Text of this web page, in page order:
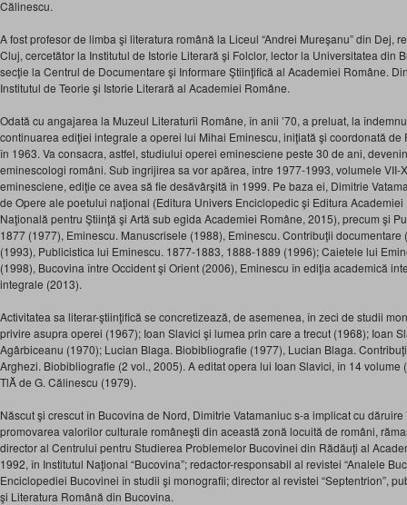
Călinescu.
A fost profesor de limba şi literatura română la Liceul “Andrei Mureşanu” din Dej,
Cluj, cercetător la Institutul de Istorie Literară şi Folclor, lector la Universitatea din
secţie la Centrul de Documentare şi Informare Ştiinţifică al Academiei Române.
Institutul de Teorie şi Istorie Literară al Academiei Române.
Odată cu angajarea la Muzeul Literaturii Române, în anii ’70, a preluat, la
continuarea ediţiei integrale a operei lui Mihai Eminescu, iniţiată şi coordonată
în 1963. Va consacra, astfel, studiului operei eminesciene peste 30 de ani,
eminescologi români. Sub îngrijirea sa vor apărea, între 1977-1993, volumele VII-
eminesciene, ediţie ce avea să fie desăvârşită în 1999. Pe baza ei, Dimitrie
de Opere ale poetului naţional (Editura Univers Enciclopedic şi Editura
Naţională pentru Ştiinţă şi Artă sub egida Academiei Române, 2015), precum şi
1877 (1977), Eminescu. Manuscrisele (1988), Eminescu. Contribuţii
(1993), Publicistica lui Eminescu. 1877-1883, 1888-1889 (1996); Caietele lui
(1998), Bucovina între Occident şi Orient (2006), Eminescu în ediţia academică
integrale (2013).
Activitatea sa literar-ştiinţifică se concretizează, de asemenea, în zeci de studii
privire asupra operei (1967); Ioan Slavici şi lumea prin care a trecut (1968); Ioan
Agârbiceanu (1970); Lucian Blaga. Biobibliografie (1977), Lucian Blaga.
Arghezi. Biobibliografie (2 vol., 2005). A editat opera lui Ioan Slavici, în 14
TlĂ de G. Călinescu (1979).
Născut şi crescut în Bucovina de Nord, Dimitrie Vatamaniuc s-a implicat cu
promovarea valorilor culturale româneşti din această zonă locuită de români,
director al Centrului pentru Studierea Problemelor Bucovinei din Rădăuţi al
1992, în Institutul Naţional “Bucovina”; redactor-responsabil al revistei “Analele
Enciclopediei Bucovinei în studii şi monografii; director al revistei “Septentrion”,
şi Literatura Română din Bucovina.